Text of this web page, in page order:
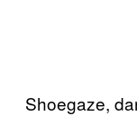
Shoegaze,